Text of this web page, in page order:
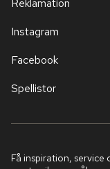
Reklamation
Instagram
Facebook
Spellistor
Få inspiration, service